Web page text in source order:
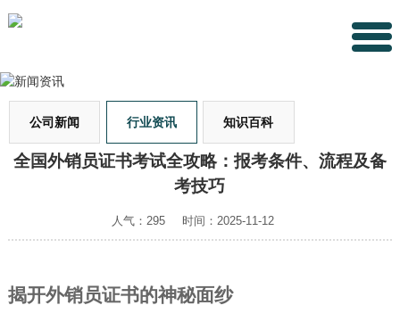
公司新闻 行业资讯 知识百科
全国外销员证书考试全攻略：报考条件、流程及备
考技巧
人气：295 时间：2025-11-12
揭开外销员证书的神秘面纱